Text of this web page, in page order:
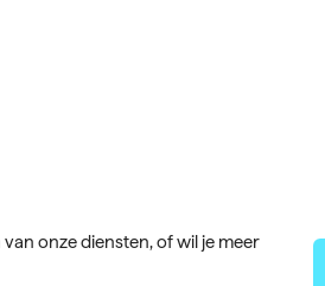
onze diensten, of wil je meer